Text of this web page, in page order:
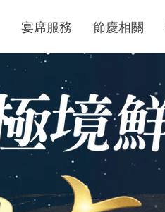
宴席服務 節慶相關